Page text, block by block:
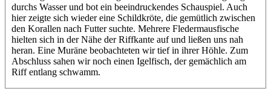
durchs Wasser und bot ein beeindruckendes Schauspiel. Auch
hier zeigte sich wieder eine Schildkröte, die gemütlich zwischen
den Korallen nach Futter suchte. Mehrere Fledermausfische
hielten sich in der Nähe der Riffkante auf und ließen uns nah
heran. Eine Muräne beobachteten wir tief in ihrer Höhle. Zum
Abschluss sahen wir noch einen Igelfisch, der gemächlich am
Riff entlang schwamm.